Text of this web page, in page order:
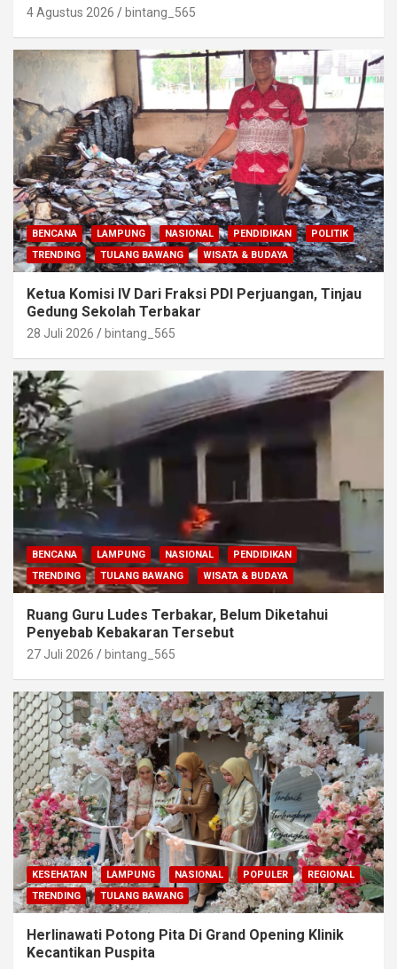
4 Agustus 2026 bintang_565
BENCANA LAMPUNG NASIONAL PENDIDIKAN
POLITIK
TRENDING
TULANG BAWANG WISATA & BUDAYA
Ketua Komisi IV Dari Fraksi PDI Perjuangan, Tinjau
Gedung Sekolah Terbakar
28 Juli 2026 bintang_565
BENCANA LAMPUNG NASIONAL
PENDIDIKAN
TRENDING
TULANG BAWANG WISATA & BUDAYA
Ruang Guru Ludes Terbakar, Belum Diketahui
Penyebab Kebakaran Tersebut
27 Juli 2026 bintang_565
KESEHATAN LAMPUNG NASIONAL POPULER
REGIONAL
TRENDING
TULANG BAWANG
Herlinawati Potong Pita Di Grand Opening Klinik
Kecantikan Puspita